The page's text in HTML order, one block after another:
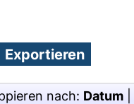
nach: Datum